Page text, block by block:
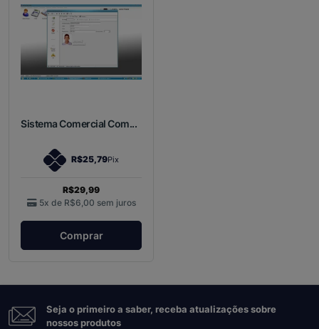
Sistema Comercial Com...
R$25,79Pix
R$29,99
5x de R$6,00 sem juros
Comprar
Seja o primeiro a saber, receba atualizações sobre
nossos produtos